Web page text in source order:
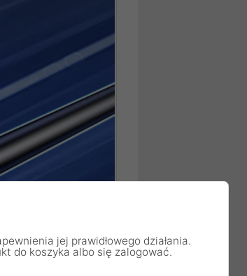
jej prawidłowego działania.
do koszyka albo się zalogować.